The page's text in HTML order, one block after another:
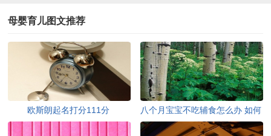
母婴育儿图文推荐
欧斯朗起名打分111分
八个月宝宝不吃辅食怎么办 如何
解决八个月宝宝不吃辅食